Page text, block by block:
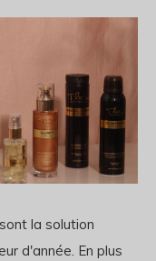
sont la solution
d'année. En plus